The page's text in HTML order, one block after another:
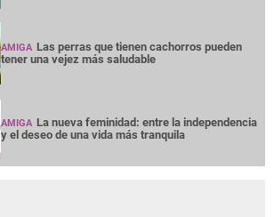
AMIGA Las perras que tienen cachorros pueden
tener una vejez más saludable
AMIGA La nueva feminidad: entre la independencia
y el deseo de una vida más tranquila